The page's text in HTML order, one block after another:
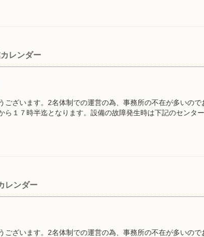
レンダー
ございます。2名体制での運営の為、事務所の不在が多いの
ら１７時半迄となります。設備の故障発生時は下記のセンタ
レンダー
ございます。2名体制での運営の為、事務所の不在が多いの